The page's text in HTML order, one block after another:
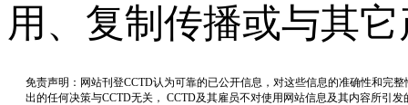
用、复制传播或与其
免责声明：网站刊登CCTD认为可靠的已公开信息，对这些信息的准确性和完
出的任何决策与CCTD无关， CCTD及其雇员不对使用网站信息及其内容所引